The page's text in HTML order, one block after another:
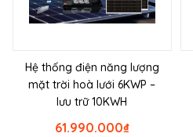
Hệ thống điện năng lượng
mặt trời hoà lưới 6KWP –
lưu trữ 10KWH
₫
61.990.000